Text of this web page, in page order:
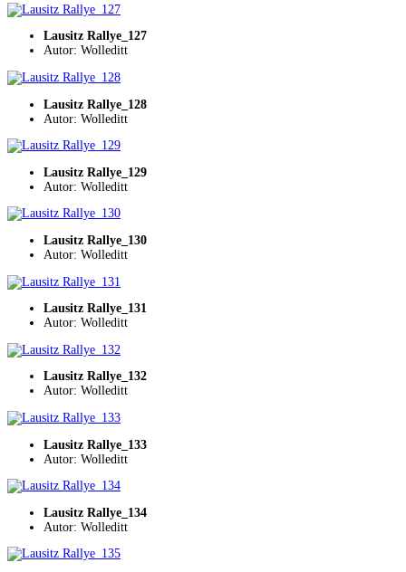
Lausitz Rallye_127
Autor: Wolleditt
Lausitz Rallye_128
Autor: Wolleditt
Lausitz Rallye_129
Autor: Wolleditt
Lausitz Rallye_130
Autor: Wolleditt
Lausitz Rallye_131
Autor: Wolleditt
Lausitz Rallye_132
Autor: Wolleditt
Lausitz Rallye_133
Autor: Wolleditt
Lausitz Rallye_134
Autor: Wolleditt